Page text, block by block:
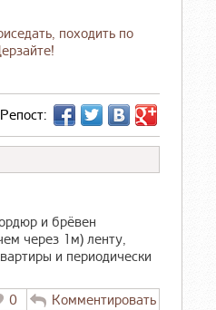
походить по
Репост:
и брёвен
через 1м) ленту,
и периодически
0
Комментировать